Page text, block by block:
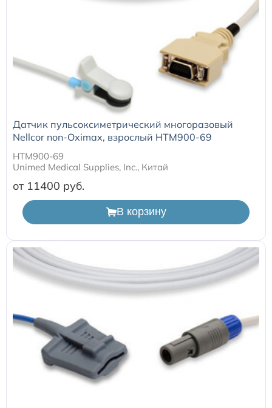
Датчик пульсоксиметрический многоразовый
Nellcor non-Oximax, взрослый HTM900-69
HTM900-69
Unimed Medical Supplies, Inc., Китай
от 11400
В корзину